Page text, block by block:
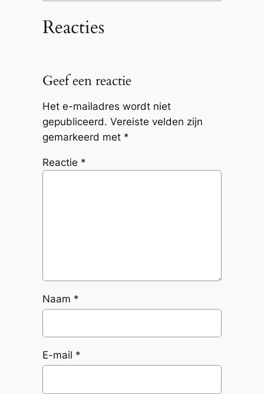
Reacties
Geef een reactie
Het e-mailadres wordt niet
gepubliceerd. Vereiste velden zijn
gemarkeerd met *
Reactie *
Naam *
E-mail *